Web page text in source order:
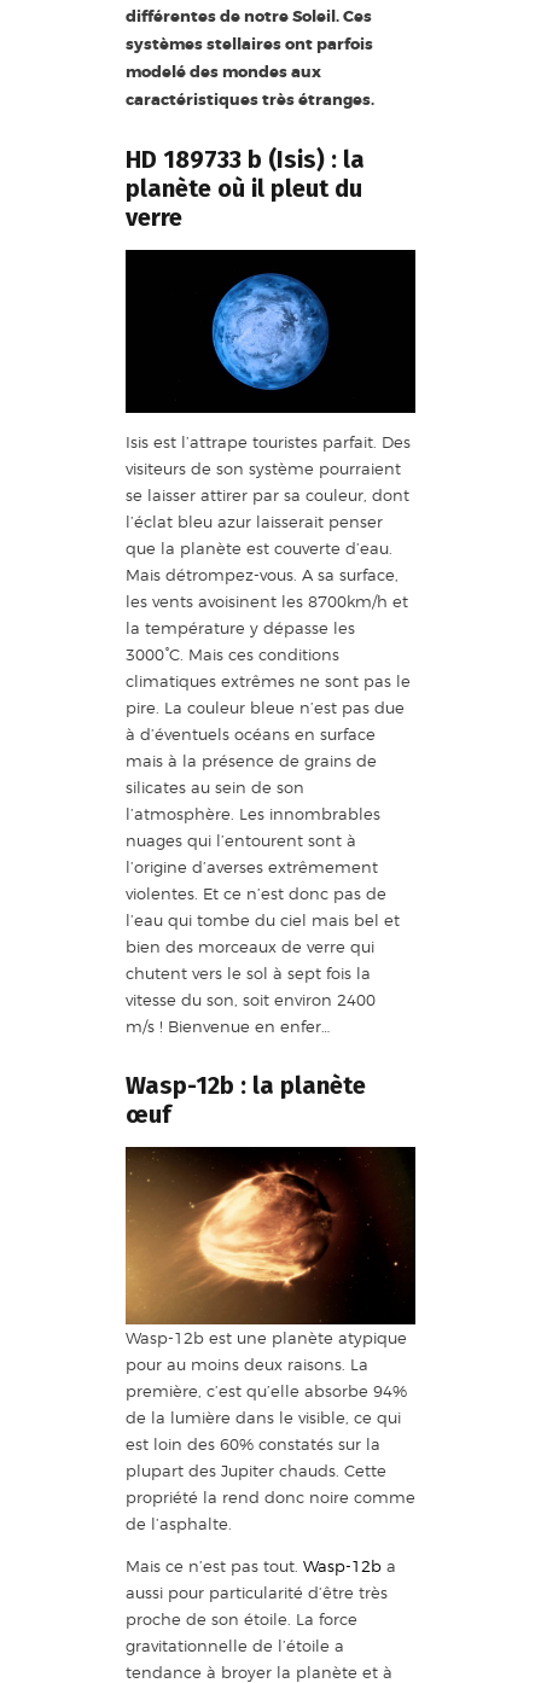
différentes de notre Soleil. Ces
systèmes stellaires ont parfois
modelé des mondes aux
caractéristiques très étranges.
HD 189733 b (Isis) : la
planète où il pleut du
verre
Isis est l’attrape touristes parfait. Des
visiteurs de son système pourraient
se laisser attirer par sa couleur, dont
l’éclat bleu azur laisserait penser
que la planète est couverte d’eau.
Mais détrompez-vous. A sa surface,
les vents avoisinent les 8700km/h et
la température y dépasse les
3000°C. Mais ces conditions
climatiques extrêmes ne sont pas le
pire. La couleur bleue n’est pas due
à d’éventuels océans en surface
mais à la présence de grains de
silicates au sein de son
l’atmosphère. Les innombrables
nuages qui l’entourent sont à
l’origine d’averses extrêmement
violentes. Et ce n’est donc pas de
l’eau qui tombe du ciel mais bel et
bien des morceaux de verre qui
chutent vers le sol à sept fois la
vitesse du son, soit environ 2400
m/s ! Bienvenue en enfer…
Wasp-12b : la planète
œuf
Wasp-12b est une planète atypique
pour au moins deux raisons. La
première, c’est qu’elle absorbe 94%
de la lumière dans le visible, ce qui
est loin des 60% constatés sur la
plupart des Jupiter chauds. Cette
propriété la rend donc noire comme
de l’asphalte.
Mais ce n’est pas tout. Wasp-12b a
aussi pour particularité d’être très
proche de son étoile. La force
gravitationnelle de l’étoile a
tendance à broyer la planète et à